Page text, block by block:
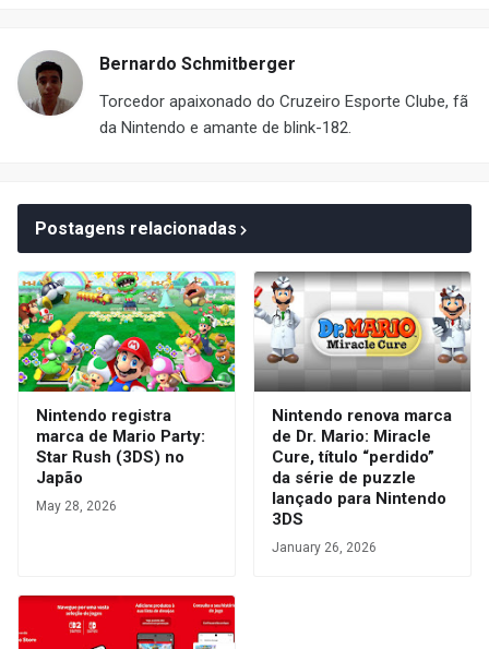
Bernardo Schmitberger
Torcedor apaixonado do Cruzeiro Esporte Clube, fã
da Nintendo e amante de blink-182.
Postagens relacionadas
Nintendo registra
marca de Mario Party:
Star Rush (3DS) no
Japão
May 28, 2026
Nintendo renova marca
de Dr. Mario: Miracle
Cure, título “perdido”
da série de puzzle
lançado para Nintendo
3DS
January 26, 2026